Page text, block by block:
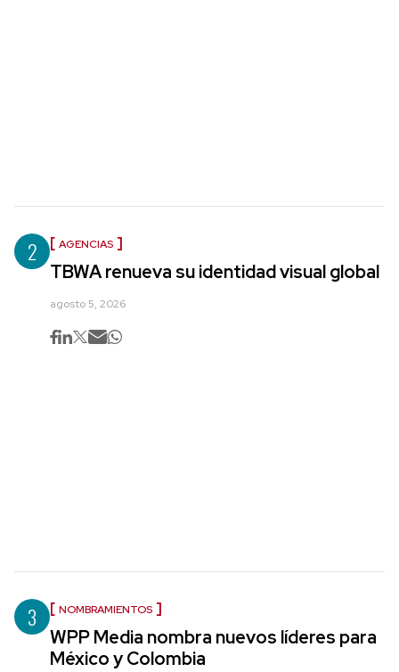
2 AGENCIAS
TBWA renueva su identidad visual global
agosto 5, 2026
3 NOMBRAMIENTOS
WPP Media nombra nuevos líderes para
México y Colombia